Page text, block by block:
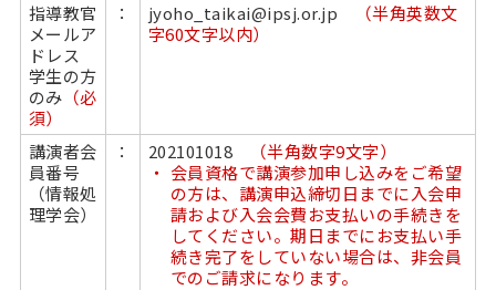
指導教官
メールア
ドレス
学生の方
のみ （必
須）
： jyoho_taikai@ipsj.or.jp （半角英数文
字60文字以内）
講演者会
員番号
（情報処
理学会）
： 202101018 （半角数字9文字）
会員資格で講演参加申し込みをご希望
の方は、講演申込締切日までに入会申
請および入会会費お支払いの手続きを
してください。期日までにお支払い手
続き完了をしていない場合は、非会員
でのご請求になります。